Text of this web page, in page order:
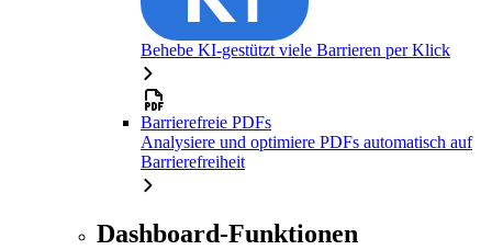
Behebe KI-gestützt viele Barrieren per Klick
Barrierefreie PDFs
Analysiere und optimiere PDFs automatisch auf
Barrierefreiheit
Dashboard-Funktionen